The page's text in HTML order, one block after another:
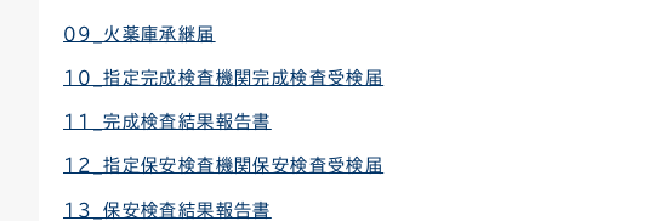
09_火薬庫承継届
10_指定完成検査機関完成検査受検届
11_完成検査結果報告書
12_指定保安検査機関保安検査受検届
13_保安検査結果報告書